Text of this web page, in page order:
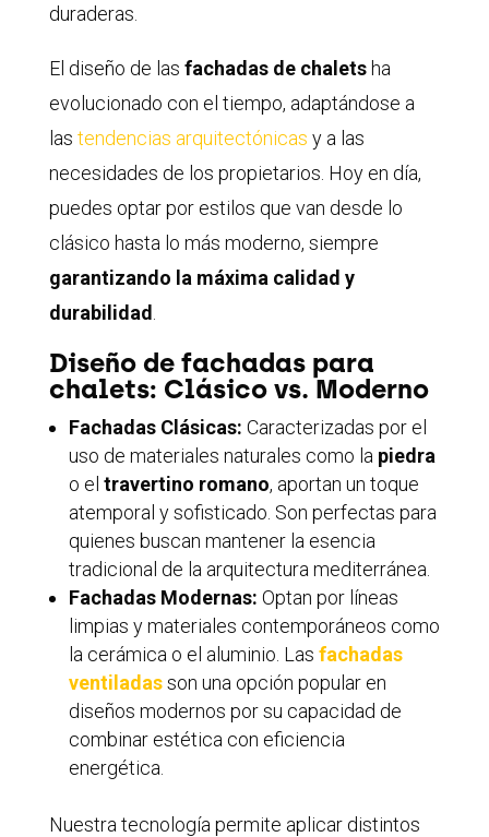
duraderas.
El diseño de las fachadas de chaletsha
evolucionado con el tiempo, adaptándose a
las tendencias arquitectónicas y a las
necesidades de los propietarios. Hoy en día,
puedes optar por estilos que van desde lo
clásico hasta lo más moderno, siempre
garantizando la máxima calidad y
durabilidad
Diseño de fachadas para
chalets: Clásico vs. Moderno
Fachadas Clásicas: Caracterizadas por el
uso de materiales naturales como la piedra
o el travertino romano, aportan un toque
atemporal y sofisticado. Son perfectas para
quienes buscan mantener la esencia
tradicional de la arquitectura mediterránea.
Fachadas Modernas: Optan por líneas
limpias y materiales contemporáneos como
la cerámica o el aluminio. Las fachadas
ventiladasson una opción popular en
diseños modernos por su capacidad de
combinar estética con eficiencia
energética.
Nuestra tecnología permite aplicar distintos